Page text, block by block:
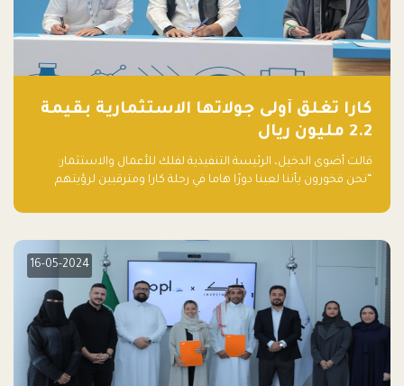
كارا تغلق أولى جولاتها الاستثمارية بقيمة
2.2 مليون ريال
قالت أضوى الدخيل، الرئيسة التنفيذية لفلك للأعمال والاستثمار:
“نحن فخورون بأننا لعبنا دورًا هاما في رحلة كارا ومترقبين لرؤيتهم
جيدًا لكوكبنا فحسب، بل إنه جيد أيضًا للأعمال”.
16-05-2024